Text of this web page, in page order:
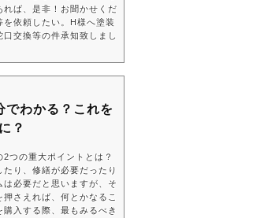
ば、是非！お聞かせくだ
依頼したい。H様へ塗装
交換等の件承知致しまし
わかる？これを
？
つの重大ポイントとは？
り、修繕が必要だったり
必要だと思いますが、そ
さえれば、何とかなるこ
入する際、最もみるべき